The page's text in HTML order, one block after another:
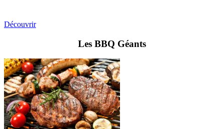
Découvrir
Les BBQ Géants